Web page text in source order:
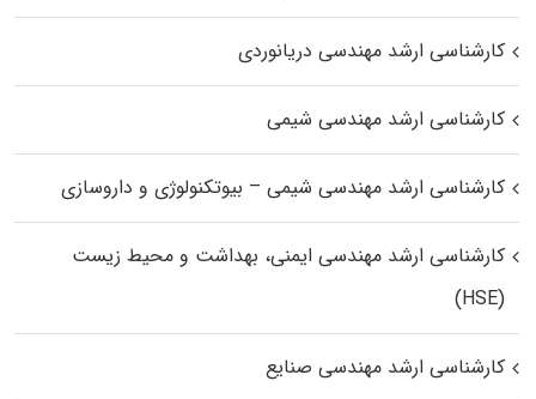
کارشناسی ارشد مهندسی دریانوردی
کارشناسی ارشد مهندسی شیمی
کارشناسی ارشد مهندسی شیمی – بیوتکنولوژی و داروسازی
کارشناسی ارشد مهندسی ایمنی، بهداشت و محیط زیست
(HSE)
کارشناسی ارشد مهندسی صنایع